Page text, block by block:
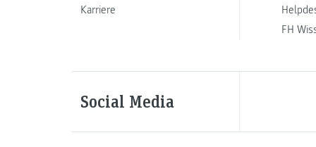
Karriere
FH
Social Media